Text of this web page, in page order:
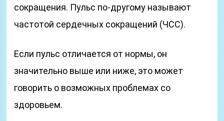
сокращения. Пульс по-другому называют
частотой сердечных сокращений (ЧСС).
Если пульс отличается от нормы, он
значительно выше или ниже, это может
говорить о возможных проблемах со
здоровьем.